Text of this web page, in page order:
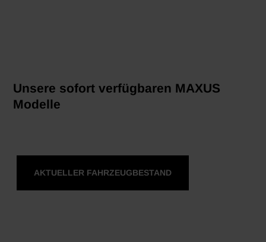
Unsere sofort verfügbaren MAXUS
Modelle
AKTUELLER FAHRZEUGBESTAND